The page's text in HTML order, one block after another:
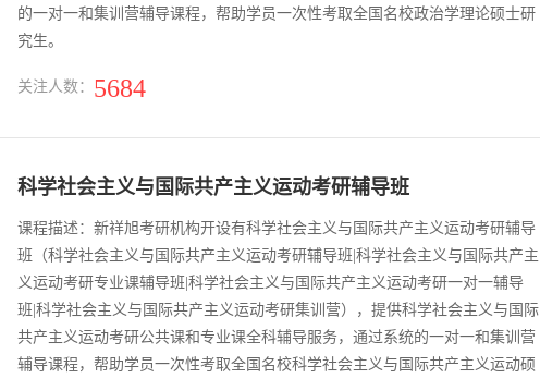
的一对一和集训营辅导课程，帮助学员一次性考取全国名校政治学理论硕士研
究生。
关注人数： 5684
科学社会主义与国际共产主义运动考研辅导班
课程描述：新祥旭考研机构开设有科学社会主义与国际共产主义运动考研辅导
班（科学社会主义与国际共产主义运动考研辅导班|科学社会主义与国际共产主
义运动考研专业课辅导班|科学社会主义与国际共产主义运动考研一对一辅导
班|科学社会主义与国际共产主义运动考研集训营），提供科学社会主义与国际
共产主义运动考研公共课和专业课全科辅导服务，通过系统的一对一和集训营
辅导课程，帮助学员一次性考取全国名校科学社会主义与国际共产主义运动硕